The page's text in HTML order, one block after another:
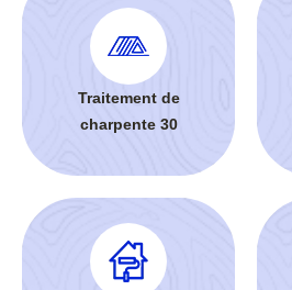
Traitement de
charpente 30